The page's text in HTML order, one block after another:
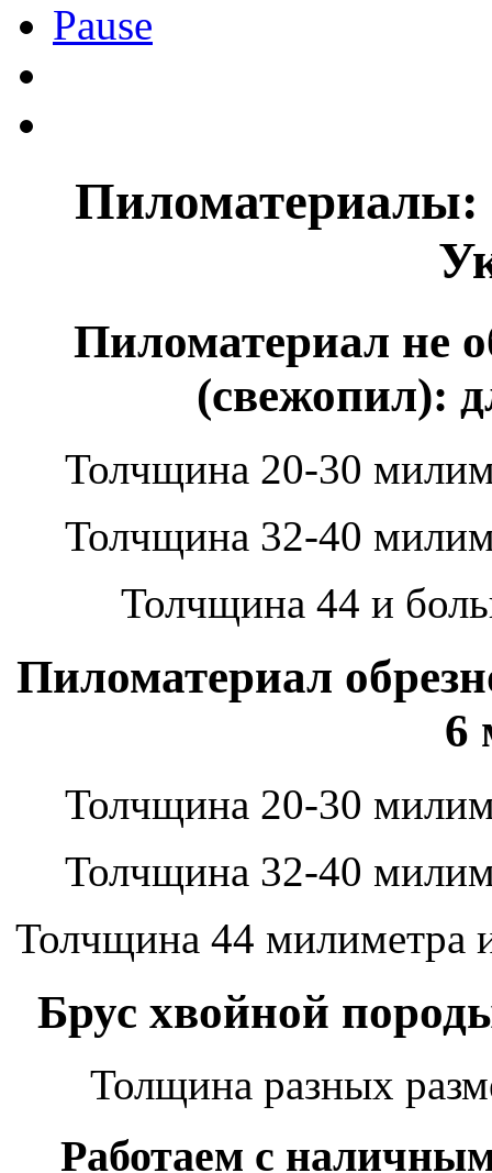
Pause
Пиломатериалы:
Пиломатериал не
(свежопил):
Толчщина 20-30
Толчщина 32-40
Толчщина 44 и
Пиломатериал
6
Толчщина 20-30
Толчщина 32-40
Толчщина 44 милиметра
Брус хвойной
Толщина разных
Работаем с